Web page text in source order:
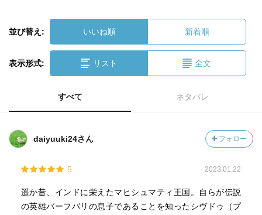
並び替え: いいね順 新着順
表示形式: リスト 全文
すべて ネタバレ
daiyuuki24さん フォロー
5 2023.01.22
遥か昔、インドに栄えたマヒシュマティ王国。自らが伝説
の英雄バーフバリの息子であることを知ったシヴドゥ（プ